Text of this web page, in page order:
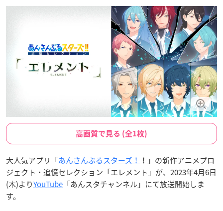
高画質で見る (全1枚)
大人気アプリ「あんさんぶるスターズ！ ！」の新作アニメプロ
ジェクト・追憶セレクション「エレメント」が、2023年4月6日
(木)よりYouTube 「あんスタチャンネル」にて放送開始しま
す。